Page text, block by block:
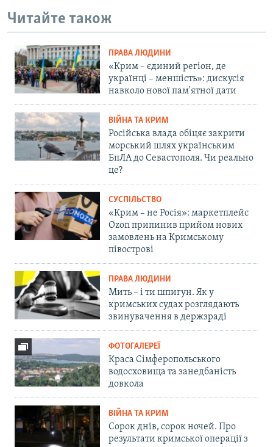
Читайте також
ПРАВА ЛЮДИНИ
«Крим – єдиний регіон, де
українці – меншість»: дискусія
навколо нової пам'ятної дати
ВІЙНА ТА КРИМ
Російська влада обіцяє закрити
морський шлях українським
БпЛА до Севастополя. Чи реально
це?
СУСПІЛЬСТВО
«Крим – не Росія»: маркетплейс
Ozon припинив прийом нових
замовлень на Кримському
півострові
ПРАВА ЛЮДИНИ
Мить – і ти шпигун. Як у
кримських судах розглядають
звинувачення в держзраді
ФОТОГАЛЕРЕЇ
Краса Сімферопольського
водосховища та занедбаність
довкола
ВІЙНА ТА КРИМ
Сорок днів, сорок ночей. Про
результати кримської операції з